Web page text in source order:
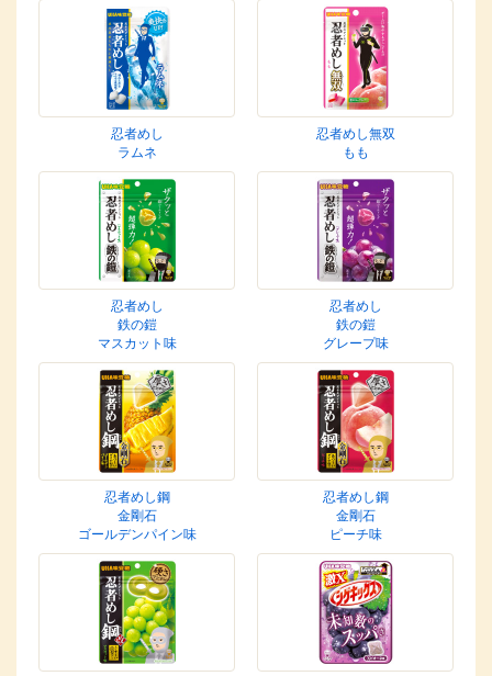
忍者めし
ラムネ
忍者めし無双
もも
忍者めし
鉄の鎧
マスカット味
忍者めし
鉄の鎧
グレープ味
忍者めし鋼
金剛石
ゴールデンパイン味
忍者めし鋼
金剛石
ピーチ味